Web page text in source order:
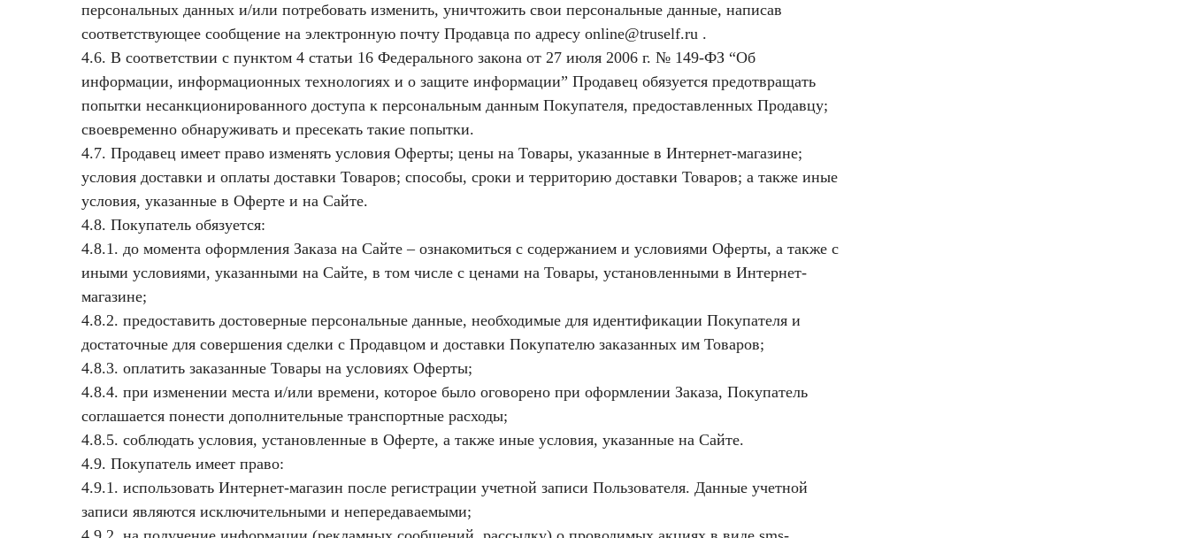
персональных данных и/или потребовать изменить, уничтожить свои персональные данные, написав
соответствующее сообщение на электронную почту Продавца по адресу online@truself.ru .
4.6. В соответствии с пунктом 4 статьи 16 Федерального закона от 27 июля 2006 г. № 149-ФЗ “Об
информации, информационных технологиях и о защите информации” Продавец обязуется предотвращать
попытки несанкционированного доступа к персональным данным Покупателя, предоставленных Продавцу;
своевременно обнаруживать и пресекать такие попытки.
4.7. Продавец имеет право изменять условия Оферты; цены на Товары, указанные в Интернет-магазине;
условия доставки и оплаты доставки Товаров; способы, сроки и территорию доставки Товаров; а также иные
условия, указанные в Оферте и на Сайте.
4.8. Покупатель обязуется:
4.8.1. до момента оформления Заказа на Сайте – ознакомиться с содержанием и условиями Оферты, а также с
иными условиями, указанными на Сайте, в том числе с ценами на Товары, установленными в Интернет-
магазине;
4.8.2. предоставить достоверные персональные данные, необходимые для идентификации Покупателя и
достаточные для совершения сделки с Продавцом и доставки Покупателю заказанных им Товаров;
4.8.3. оплатить заказанные Товары на условиях Оферты;
4.8.4. при изменении места и/или времени, которое было оговорено при оформлении Заказа, Покупатель
соглашается понести дополнительные транспортные расходы;
4.8.5. соблюдать условия, установленные в Оферте, а также иные условия, указанные на Сайте.
4.9. Покупатель имеет право:
4.9.1. использовать Интернет-магазин после регистрации учетной записи Пользователя. Данные учетной
записи являются исключительными и непередаваемыми;